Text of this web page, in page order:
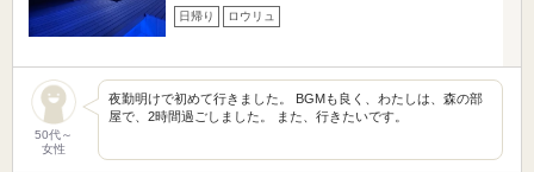
日帰り ロウリュ
50代～
女性
夜勤明けで初めて行きました。 BGMも良く、わたしは、森の部
屋で、2時間過ごしました。 また、行きたいです。